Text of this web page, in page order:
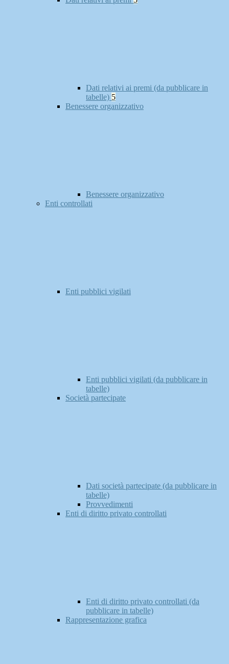
Dati relativi ai premi (da pubblicare in
tabelle) 5
Benessere organizzativo
Benessere organizzativo
Enti controllati
Enti pubblici vigilati
Enti pubblici vigilati (da pubblicare in
tabelle)
Società partecipate
Dati società partecipate (da pubblicare in
tabelle)
Provvedimenti
Enti di diritto privato controllati
Enti di diritto privato controllati (da
pubblicare in tabelle)
Rappresentazione grafica